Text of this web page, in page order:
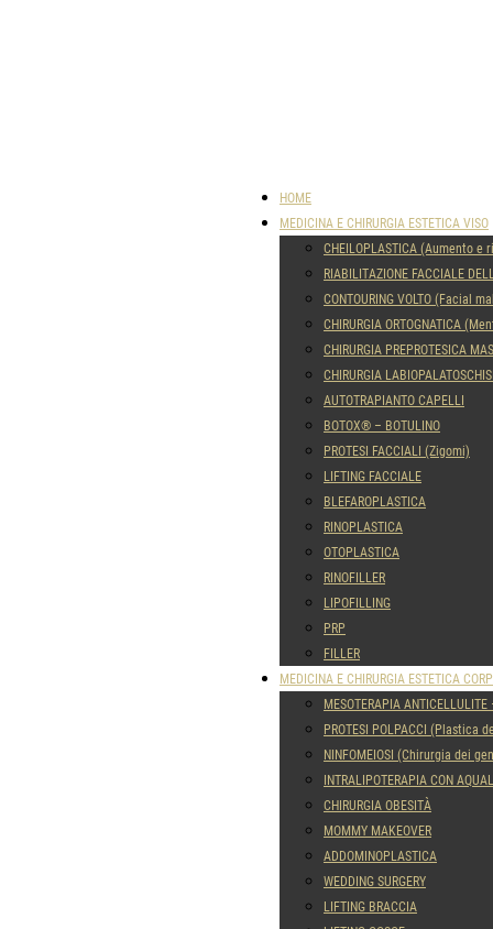
HOME
MEDICINA E CHIRURGIA ESTETICA VISO
CHEILOPLASTICA (Aumento
RIABILITAZIONE FACCIALE
CONTOURING VOLTO (Facial
CHIRURGIA ORTOGNATICA
CHIRURGIA PREPROTESICA
CHIRURGIA LABIOPALATOSCHISI
AUTOTRAPIANTO CAPELLI
BOTOX® – BOTULINO
PROTESI FACCIALI (Zigomi)
LIFTING FACCIALE
BLEFAROPLASTICA
RINOPLASTICA
OTOPLASTICA
RINOFILLER
LIPOFILLING
PRP
FILLER
MEDICINA E CHIRURGIA ESTETICA
MESOTERAPIA
PROTESI POLPACCI (Plastica
NINFOMEIOSI (Chirurgia dei
INTRALIPOTERAPIA CON
CHIRURGIA OBESITÀ
MOMMY MAKEOVER
ADDOMINOPLASTICA
WEDDING SURGERY
LIFTING BRACCIA